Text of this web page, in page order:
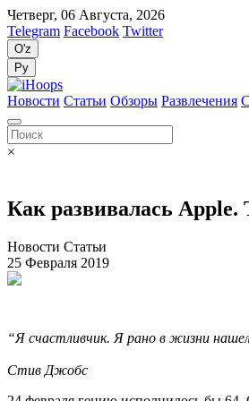
Четверг, 06 Августа, 2026
Telegram Facebook Twitter
O'z
Ру
Новости Статьи Обзоры Развлечения
×
Как развивалась
Новости Статьи
25 Февраля 2019
“Я счастливчик. Я рано в жизни
Стив Джобс